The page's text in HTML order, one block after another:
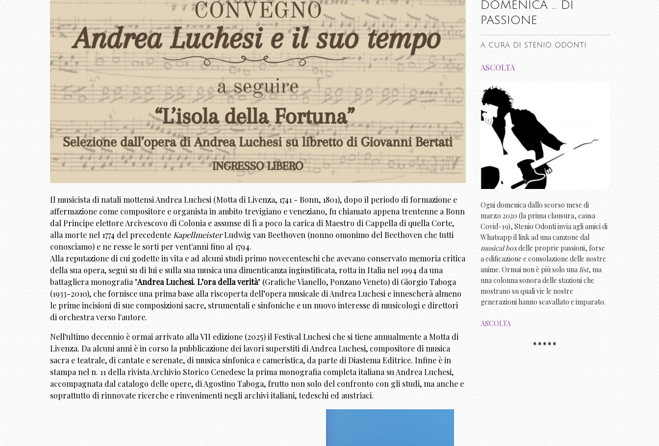
Il musicista di natali mottensi Andrea Luchesi (Motta di Livenza, 1741 - Bonn, 1801), dopo il periodo di formazione e
affermazione come compositore e organista in ambito trevigiano e veneziano, fu chiamato appena trentenne a Bonn
dal Principe elettore Arcivescovo di Colonia e assunse di lì a poco la carica di Maestro di Cappella di quella Corte,
alla morte nel 1774 del precedente KapellmeisterLudwig van Beethoven (nonno omonimo del Beethoven che tutti
conosciamo) e ne resse le sorti per vent'anni fino al 1794.
Alla reputazione di cui godette in vita e ad alcuni studi primo novecenteschi che avevano conservato memoria critica
della sua opera, seguì su di lui e sulla sua musica una dimenticanza ingiustificata, rotta in Italia nel 1994 da una
battagliera monografia "Andrea Luchesi. L’ora della verità" (Grafiche Vianello, Ponzano Veneto) di Giorgio Taboga
(1933-2010), che fornisce una prima base alla riscoperta dell’opera musicale di Andrea Luchesi e innescherà almeno
le prime incisioni di sue composizioni sacre, strumentali e sinfoniche e un nuovo interesse di musicologi e direttori
di orchestra verso l'autore.
Nell'ultimo decennio è ormai arrivato alla VII edizione (2025) il Festival Luchesi che si tiene annualmente a Motta di
Livenza. Da alcuni anni è in corso la pubblicazione dei lavori superstiti di Andrea Luchesi, compositore di musica
sacra e teatrale, di cantate e serenate, di musica sinfonica e cameristica, da parte di Diastema Editrice. Infine è in
stampa nel n. 11 della rivista Archivio Storico Cenedese la prima monografia completa italiana su Andrea Luchesi,
accompagnata dal catalogo delle opere, di Agostino Taboga, frutto non solo del confronto con gli studi, ma anche e
soprattutto di rinnovate ricerche e rinvenimenti negli archivi italiani, tedeschi ed austriaci.
DOMENICA ... DI
PASSIONE
a cura di stenio odonti
ASCOLTA
Ogni domenica dallo scorso mese di
marzo 2020 (la prima clausura, causa
Covid-19), Stenio Odonti invia agli amici di
Whatsapp il link ad una canzone dal
musical boxdelle proprie passioni, forse
a edificazione e consolazione delle nostre
anime. Ormai non è più solo unalist, ma
una colonna sonora delle stazioni che
mostrano su quali vie le nostre
generazioni hanno scavallato e imparato.
ASCOLTA
* * * * *